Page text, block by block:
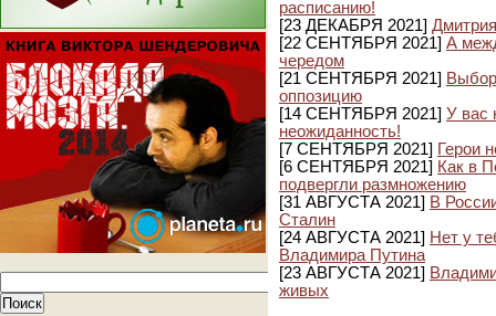
расписанию!
[23 ДЕКАБРЯ 2021]
[22 СЕНТЯБРЯ 2021] А
чередом
[21 СЕНТЯБРЯ 2021]
оппозицию
[14 СЕНТЯБРЯ 2021] У вас
неожиданность!
[7 СЕНТЯБРЯ 2021] Герои
[6 СЕНТЯБРЯ 2021] Как в
подвергли размножению
[31 АВГУСТА 2021] В
Сталин
[24 АВГУСТА 2021] Нет у
Владимира Путина
[23 АВГУСТА 2021]
живых